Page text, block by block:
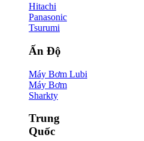
Hitachi
Panasonic
Tsurumi
Ấn Độ
Máy Bơm Lubi
Máy Bơm
Sharkty
Trung
Quốc